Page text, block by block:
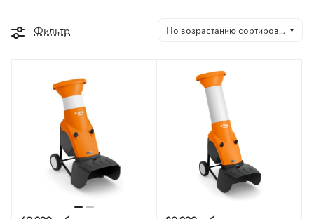
Фильтр По возрастанию сортировки